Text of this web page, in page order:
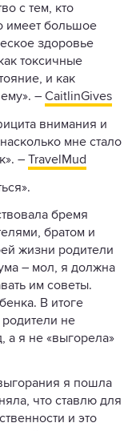
с тем, кто
имеет большое
здоровье
токсичные
и как
– CaitlinGives
внимания и
мне стало
–
TravelMud
бремя
братом и
жизни родители
– мол, я должна
им советы.
В итоге
не
а я не «выгорела»
я пошла
что ставлю для
и это